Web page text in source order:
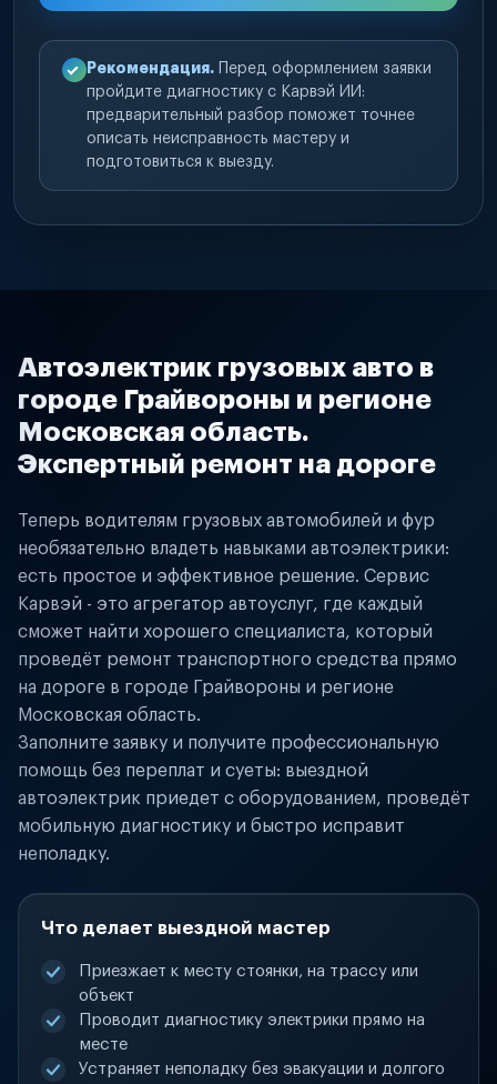
Рекомендация. Перед оформлением заявки
пройдите диагностику с Карвэй ИИ:
предварительный разбор поможет точнее
описать неисправность мастеру и
подготовиться к выезду.
Автоэлектрик грузовых авто в
городе Грайвороны и регионе
Московская область.
Экспертный ремонт на дороге
Теперь водителям грузовых автомобилей и фур
необязательно владеть навыками автоэлектрики:
есть простое и эффективное решение. Сервис
Карвэй - это агрегатор автоуслуг, где каждый
сможет найти хорошего специалиста, который
проведёт ремонт транспортного средства прямо
на дороге в городе Грайвороны и регионе
Московская область.
Заполните заявку и получите профессиональную
помощь без переплат и суеты: выездной
автоэлектрик приедет с оборудованием, проведёт
мобильную диагностику и быстро исправит
неполадку.
Что делает выездной мастер
Приезжает к месту стоянки, на трассу или
объект
Проводит диагностику электрики прямо на
месте
Устраняет неполадку без эвакуации и долгого